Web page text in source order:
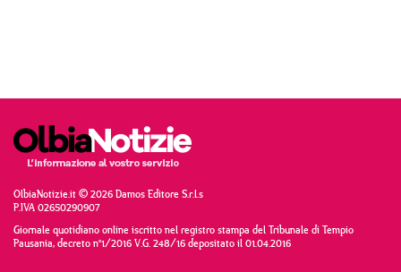
OlbiaNotizie.it © 2026 Damos Editore S.r.l.s
P.IVA 02650290907
Giornale quotidiano online iscritto nel registro stampa del Tribunale di Tempio
Pausania, decreto n°1/2016 V.G. 248/16 depositato il 01.04.2016